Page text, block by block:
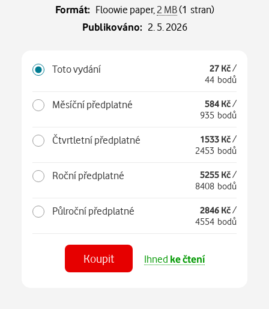
Formát: Floowie paper, 2 MB(1 stran)
Publikováno: 2. 5. 2026
Toto vydání 27 Kč/
44 bodů
Měsíční předplatné 584 Kč/
935 bodů
Čtvrtletní předplatné 1533 Kč/
2453 bodů
Roční předplatné 5255 Kč/
8408 bodů
Půlroční předplatné 2846 Kč/
4554 bodů
Koupit Ihned ke čtení